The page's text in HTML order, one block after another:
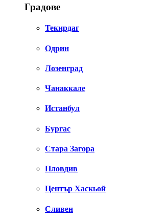
Градове
Текирдаг
Одрин
Лозенград
Чанаккале
Истанбул
Бургас
Стара Загора
Пловдив
Център Хаскьой
Сливен